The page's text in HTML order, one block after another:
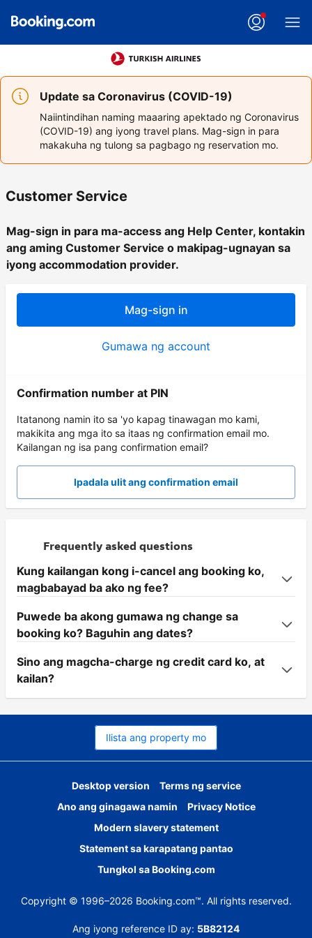
Update sa Coronavirus (COVID-19)
Naiintindihan naming maaaring apektado ng Coronavirus
(COVID-19) ang iyong travel plans. Mag-sign in para
makakuha ng tulong sa pagbago ng reservation mo.
Customer Service
Mag-sign in para ma-access ang Help Center, kontakin
ang aming Customer Service o makipag-ugnayan sa
iyong accommodation provider.
Mag-sign in
Gumawa ng account
Confirmation number at PIN
Itatanong namin ito sa 'yo kapag tinawagan mo kami,
makikita ang mga ito sa itaas ng confirmation email mo.
Kailangan ng isa pang confirmation email?
Ipadala ulit ang confirmation email
Frequently asked questions
Kung kailangan kong i-cancel ang booking ko,
magbabayad ba ako ng fee?
Puwede ba akong gumawa ng change sa
booking ko? Baguhin ang dates?
Sino ang magcha-charge ng credit card ko, at
kailan?
Ilista ang property mo
Desktop version
Terms ng service
Ano ang ginagawa namin
Privacy Notice
Modern slavery statement
Statement sa karapatang pantao
Tungkol sa Booking.com
Copyright © 1996–2026 Booking.com™. All rights reserved.
Ang iyong reference ID ay: 5B82124